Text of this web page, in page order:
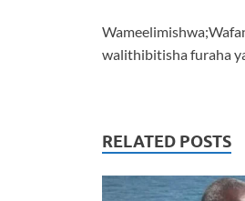
walithibitisha furaha
RELATED POSTS